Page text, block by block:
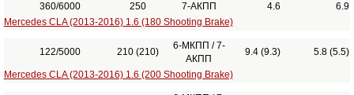
360/6000 250 7-АКПП 4.6
6.9
Mercedes CLA (2013-2016) 1.6 (180 Shooting Brake)
122/5000 210 (210)
6-МКПП / 7-
АКПП
9.4 (9.3) 5.8 (5.5)
Mercedes CLA (2013-2016) 1.6 (200 Shooting Brake)